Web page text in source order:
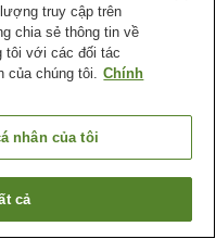
hơi
Làng Kunigami
truy cập trên
chia sẻ thông tin về
tôi với các đối tác
của chúng tôi. Chính
nhân của tôi
cả